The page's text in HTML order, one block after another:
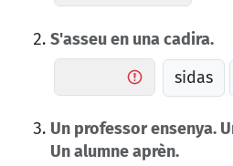
S'asseu en una cadira.
sidas
Un professor ensenya.
Un alumne aprèn.